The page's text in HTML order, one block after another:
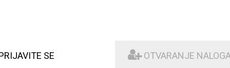
SE OTVARANJE